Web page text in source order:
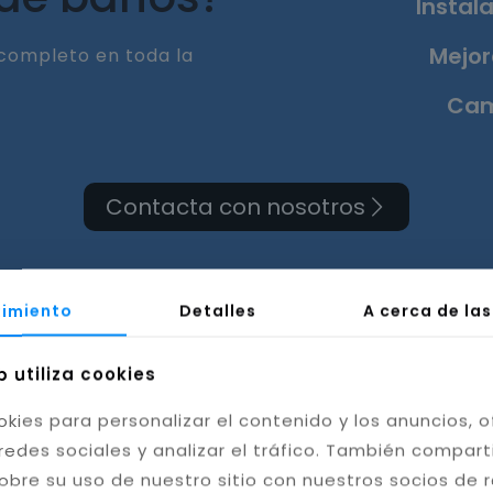
en toda la
Contacta con nosotros
de cuarto de baño
Huelva
Detalles A cerca de
utiliza cookies
para personalizar el contenido y los anuncios,
sociales y analizar el tráfico. También
su uso de nuestro sitio con nuestros socios de